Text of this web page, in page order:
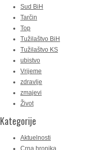
Sud BiH
Tarčin
Top
Tužilaštvo BiH
Tužilaštvo KS
ubistvo
Vrijeme
zdravlje
zmajevi
Život
Kategorije
Aktuelnosti
Crna hronika